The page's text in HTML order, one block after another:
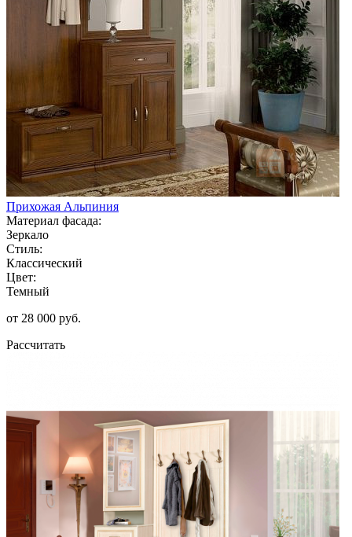
Прихожая Альпиния
Материал фасада:
Зеркало
Стиль:
Классический
Цвет:
Темный
от 28 000 руб.
Рассчитать